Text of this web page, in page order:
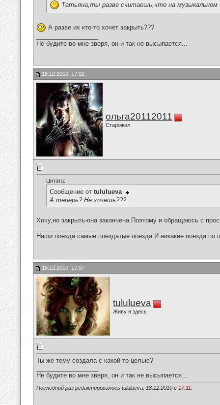
Татьяна,ты разве считаешь,что на
А разве их кто-то хочет закрыть???
Не будите во мне зверя, он и так не высыпается...
18.12.2010, 17:02
ольга20112011
Старожил
Цитата:
Сообщение от tululueva
А теперь? Не хочешь???
Хочу,но закрыть-она закончена.Поэтому и обращаюсь с
Наши поезда самые поездатые поезда.И никакие поезда по
18.12.2010, 17:07
tululueva
Живу я здесь
Ты же тему создала с какой-то целью?
Не будите во мне зверя, он и так не высыпается...
Последний раз редактировалось tululueva, 18.12.2010 в 17:11